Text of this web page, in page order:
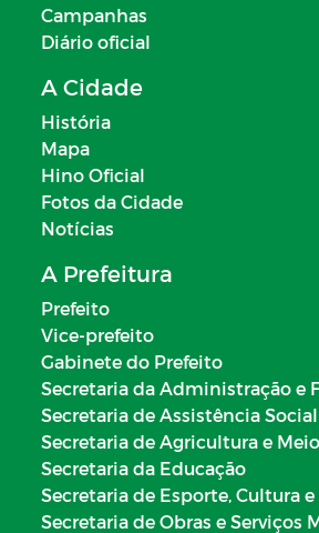
Campanhas
Diário oficial
A Cidade
História
Mapa
Hino Oficial
Fotos da Cidade
Notícias
A Prefeitura
Prefeito
Vice-prefeito
Gabinete do Prefeito
Secretaria da Administração e
Secretaria de Assistência Social
Secretaria de Agricultura e
Secretaria da Educação
Secretaria de Esporte, Cultura
Secretaria de Obras e Serviços